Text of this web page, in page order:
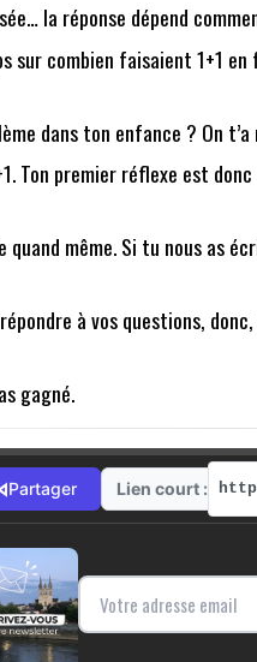
la réponse dépend
sur combien faisaient
dans ton enfance ? On
Ton premier réflexe est
quand même. Si tu nous as
à vos questions,
gagné.
Partager Lien court :